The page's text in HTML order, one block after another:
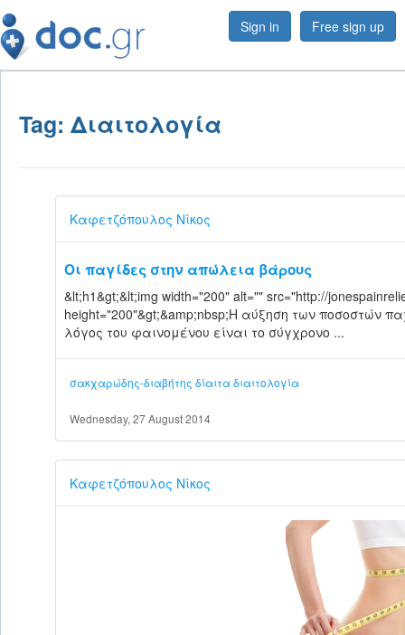
Sign in Free sign up
Tag: Διαιτολογία
Καφετζόπουλος Νίκος
Οι παγίδες στην απώλεια βάρους
&lt;h1&gt;&lt;img width="200" alt="" src="http://
height="200"&gt;&amp;nbsp;Η αύξηση των ποσοστών
λόγος του φαινομένου είναι το σύγχρονο ...
σακχαρώδης-διαβήτης δίαιταδιαιτολογία
Wednesday, 27 August 2014
Καφετζόπουλος Νίκος